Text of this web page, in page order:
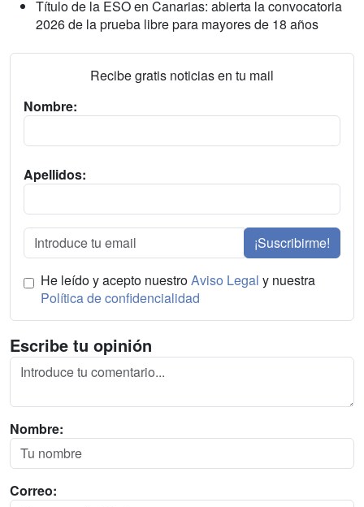
Título de la ESO en Canarias: abierta la convocatoria
2026 de la prueba libre para mayores de 18 años
Recibe gratis noticias en tu mail
Nombre:
Apellidos:
¡Suscribirme!
He leído y acepto nuestroAviso Legal y nuestra
Política de confidencialidad
Escribe tu opinión
Nombre:
Correo: